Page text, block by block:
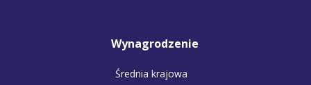
Wynagrodzenie
Średnia krajowa